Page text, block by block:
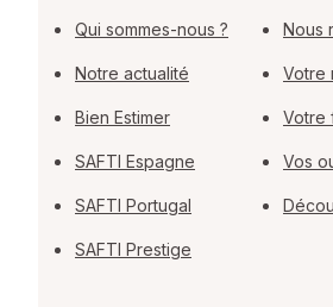
Qui sommes-nous ?
Notre actualité
Bien Estimer
SAFTI Espagne
SAFTI Portugal
SAFTI Prestige
Nous
Votre
Votre
Vos